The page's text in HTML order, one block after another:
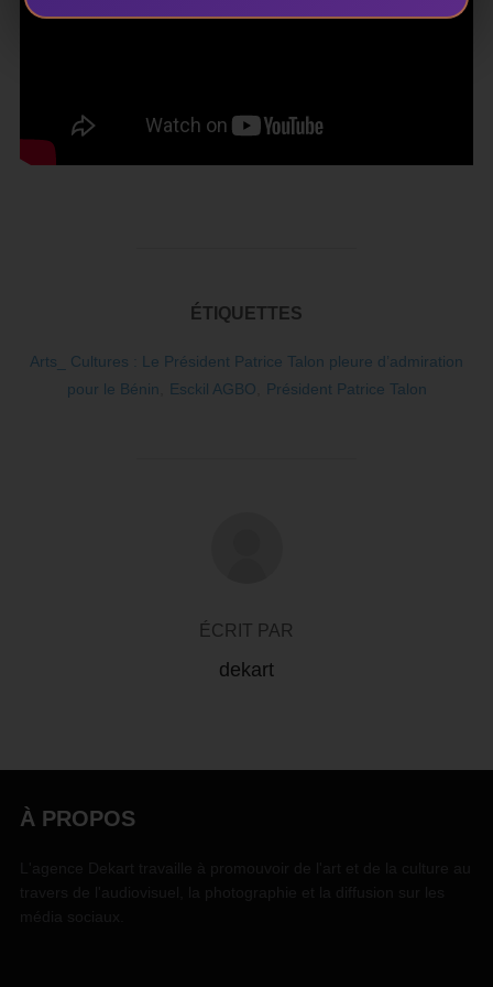
ÉTIQUETTES
Arts_ Cultures : Le Président Patrice Talon pleure d’admiration
pour le Bénin
Esckil AGBO Président Patrice Talon
ÉCRIT PAR
dekart
À PROPOS